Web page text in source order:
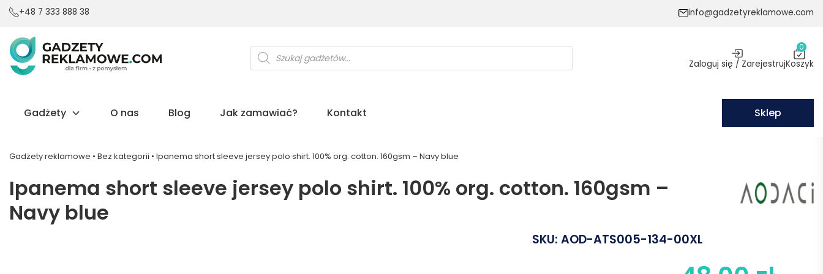
+48 7 333 888 38 info@gadzetyreklamowe.com
Wyszukiwarka
produktów Zaloguj się / Zarejestruj
0
Koszyk
Gadżety O nas Blog Jak zamawiać? Kontakt Sklep
Gadżety reklamowe • Bez kategorii • Ipanema short sleeve jersey polo shirt. 100% org. cotton. 160gsm – Navy blue
Ipanema short sleeve jersey polo shirt. 100% org. cotton. 160gsm –
Navy blue
SKU:AOD-ATS005-134-00XL